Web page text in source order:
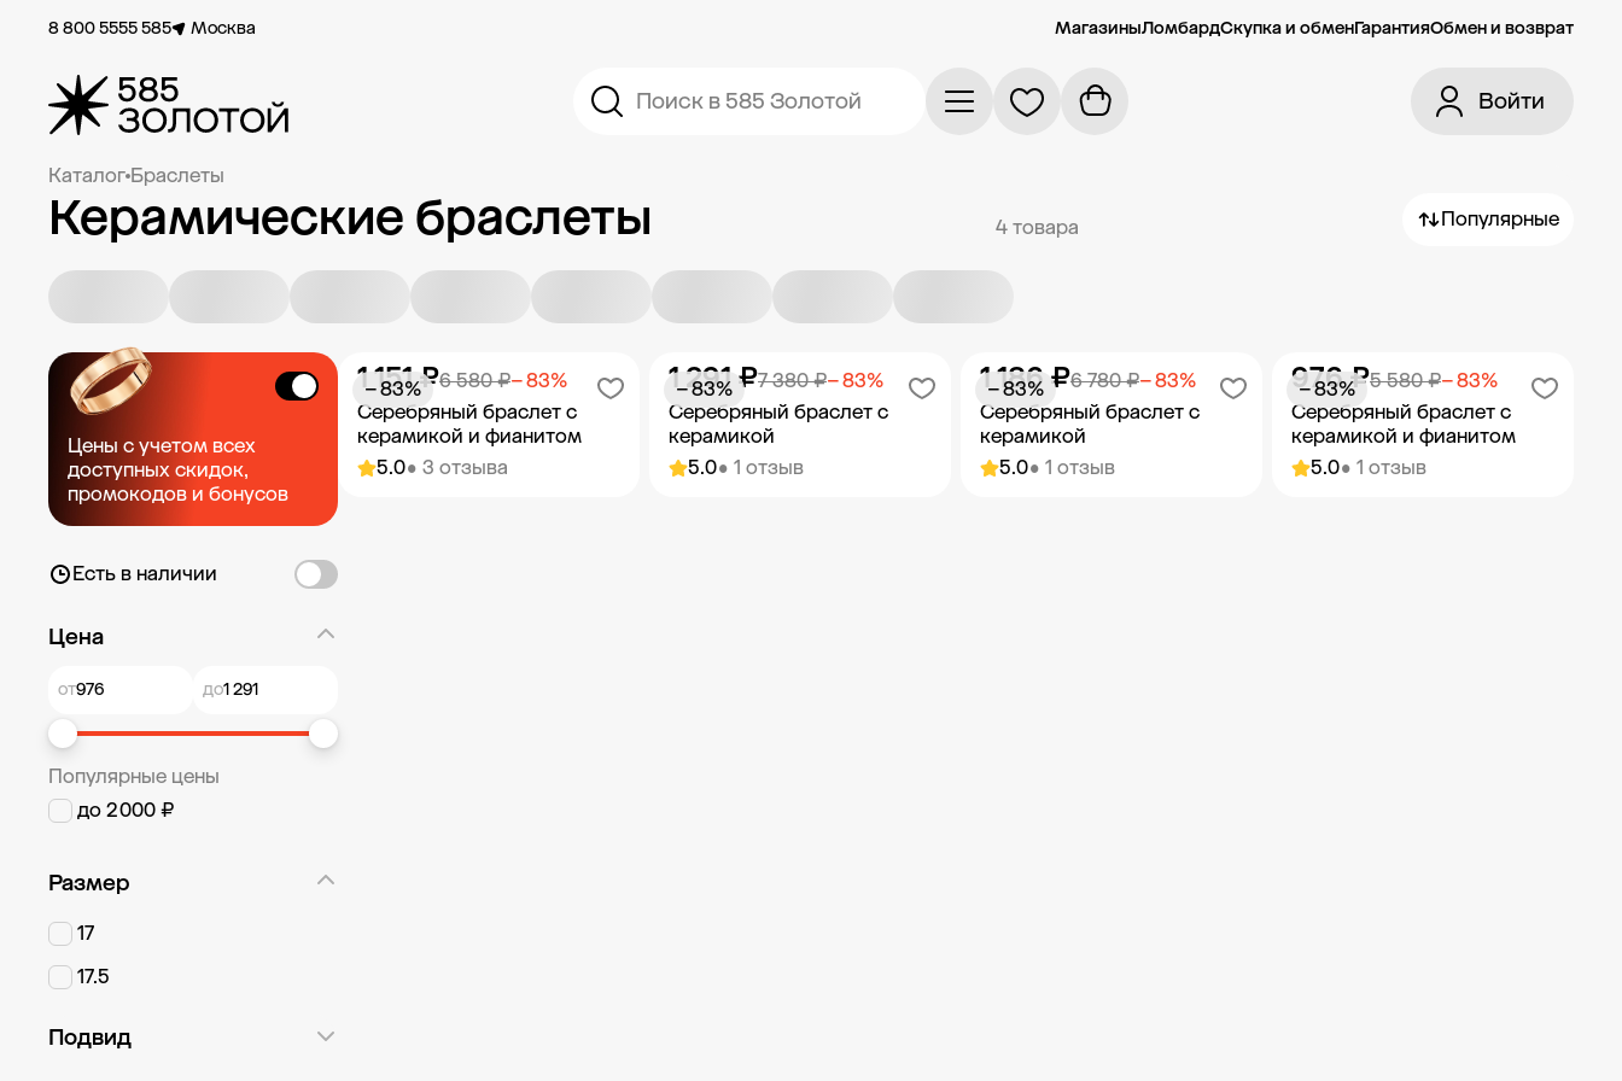
8 800 5555 585 Москва МагазиныЛомбардСкупка и обменГарантияОбмен и возврат
Поиск в 585 Золотой Войти
Каталог Браслеты
Керамические браслеты 4 товара Популярные
Цены с учетом всех
доступных скидок,
промокодов и бонусов
Есть в наличии
Цена
от до
Популярные цены
до 2 000 ₽
Размер
17
17.5
Подвид
5.0• 3 отзыва
Серебряный браслет с
керамикой и фианитом
6 580 ₽− 83%
1 151 ₽
− 83%
5.0• 1 отзыв
Серебряный браслет с
керамикой
7 380 ₽− 83%
1 291 ₽
− 83%
5.0• 1 отзыв
Серебряный браслет с
керамикой
6 780 ₽− 83%
1 186 ₽
− 83%
5.0• 1 отзыв
Серебряный браслет с
керамикой и фианитом
5 580 ₽− 83%
976 ₽
− 83%